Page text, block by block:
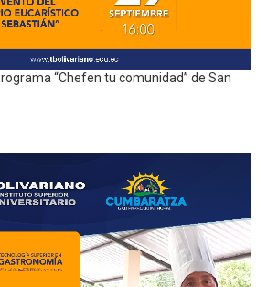
“Chefen tu comunidad” de San